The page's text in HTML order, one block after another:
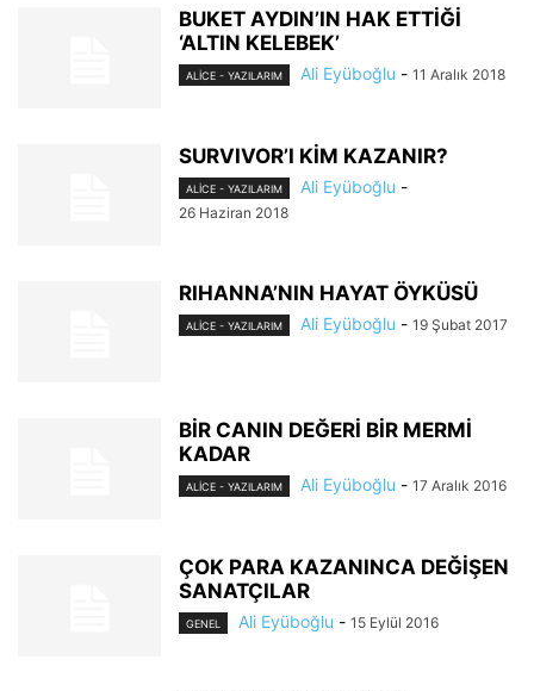
BUKET AYDIN’IN HAK ETTİĞİ
‘ALTIN KELEBEK’
ALİCE - YAZILARIM Ali Eyüboğlu - 11 Aralık 2018
SURVIVOR’I KİM KAZANIR?
ALİCE - YAZILARIM Ali Eyüboğlu -
26 Haziran 2018
RIHANNA’NIN HAYAT ÖYKÜSÜ
ALİCE - YAZILARIM Ali Eyüboğlu - 19 Şubat 2017
BİR CANIN DEĞERİ BİR MERMİ
KADAR
ALİCE - YAZILARIM Ali Eyüboğlu - 17 Aralık 2016
ÇOK PARA KAZANINCA DEĞİŞEN
SANATÇILAR
GENEL Ali Eyüboğlu - 15 Eylül 2016